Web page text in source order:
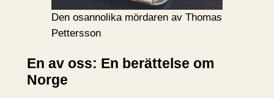
Den osannolika mördaren av Thomas
Pettersson
En av oss: En berättelse om
Norge